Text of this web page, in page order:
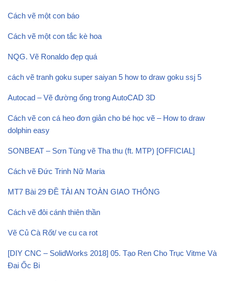
Cách vẽ một con báo
Cách vẽ một con tắc kè hoa
NQG. Vẽ Ronaldo đẹp quá
cách vẽ tranh goku super saiyan 5 how to draw goku ssj 5
Autocad – Vẽ đường ống trong AutoCAD 3D
Cách vẽ con cá heo đơn giản cho bé học vẽ – How to draw
dolphin easy
SONBEAT – Sơn Tùng vẽ Tha thu (ft. MTP) [OFFICIAL]
Cách vẽ Đức Trinh Nữ Maria
MT7 Bài 29 ĐỀ TÀI AN TOÀN GIAO THÔNG
Cách vẽ đôi cánh thiên thần
Vẽ Củ Cà Rốt/ ve cu ca rot
[DIY CNC – SolidWorks 2018] 05. Tạo Ren Cho Trục Vitme Và
Đai Ốc Bi